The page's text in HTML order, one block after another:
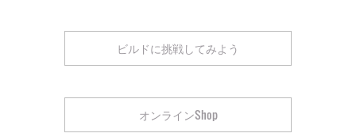
ビルドに挑戦してみよう
オンラインShop